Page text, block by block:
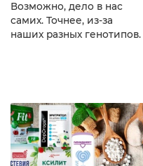
Возможно, дело в нас
самих. Точнее, из-за
наших разных генотипов.